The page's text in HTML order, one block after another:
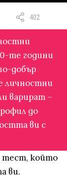
402
те години
добър
личностни
варират –
до
ви с
тест, който
ви.